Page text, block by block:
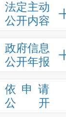
法定主动
公开内容
政府信息
公开年报
依申请
公
开